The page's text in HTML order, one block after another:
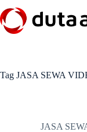
to
content
Tag JASA SEWA
JASA